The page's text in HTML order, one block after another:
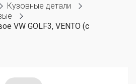
Кузовные детали
VW GOLF3, VENTO (с